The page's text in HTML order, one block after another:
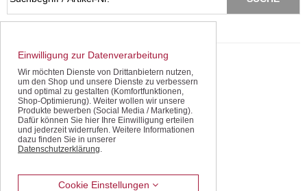
Einwilligung zur Datenverarbeitung
Wir möchten Dienste von Drittanbietern nutzen,
um den Shop und unsere Dienste zu verbessern
und optimal zu gestalten (Komfortfunktionen,
Shop-Optimierung). Weiter wollen wir unsere
Produkte bewerben (Social Media / Marketing).
Dafür können Sie hier Ihre Einwilligung erteilen
und jederzeit widerrufen. Weitere Informationen
dazu finden Sie in unserer
Datenschutzerklärung.
Cookie Einstellungen